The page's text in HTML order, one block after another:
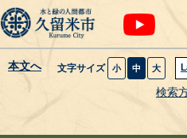
本文へ 文字サイズ 小 中 大
検索
暮らし・届出